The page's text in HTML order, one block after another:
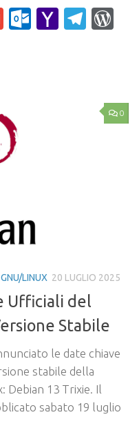
Gmail Yahoo
0
LINUX 20 LUGLIO 2025
Ufficiali del
Stabile
le date chiave
stabile della
Debian 13 Trixie. Il
sabato 19 luglio